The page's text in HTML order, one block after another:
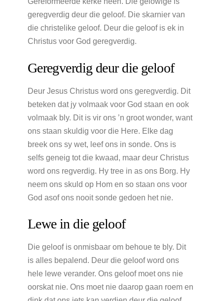
geregverdig deur die geloof. Die skarnier van
die christelike geloof. Deur die geloof is ek in
Christus voor God geregverdig.
Geregverdig deur die geloof
Deur Jesus Christus word ons geregverdig. Dit
beteken dat jy volmaak voor God staan en ook
volmaak bly. Dit is vir ons ’n groot wonder, want
ons staan skuldig voor die Here. Elke dag
breek ons sy wet, leef ons in sonde. Ons is
selfs geneig tot die kwaad, maar deur Christus
word ons regverdig. Hy tree in as ons Borg. Hy
neem ons skuld op Hom en so staan ons voor
God asof ons nooit sonde gedoen het nie.
Lewe in die geloof
Die geloof is onmisbaar om behoue te bly. Dit
is alles bepalend. Deur die geloof word ons
hele lewe verander. Ons geloof moet ons nie
oorskat nie. Ons moet nie daarop gaan roem en